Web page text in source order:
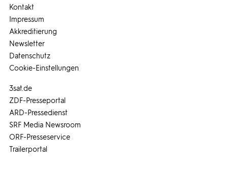
3sat.de
ZDF-Presseportal
ARD-Pressedienst
SRF Media Newsroom
ORF-Presseservice
Trailerportal
Kontakt
Impressum
Akkreditierung
Newsletter
Datenschutz
Cookie-Einstellungen